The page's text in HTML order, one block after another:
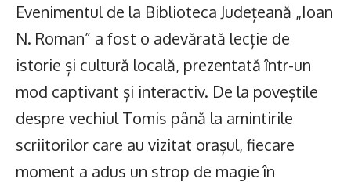
Evenimentul de la Biblioteca Județeană „Ioan
N. Roman” a fost o adevărată lecție de
istorie și cultură locală, prezentată într-un
mod captivant și interactiv. De la poveștile
despre vechiul Tomis până la amintirile
scriitorilor care au vizitat orașul, fiecare
moment a adus un strop de magie în